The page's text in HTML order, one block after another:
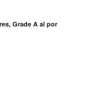
Grade A al por